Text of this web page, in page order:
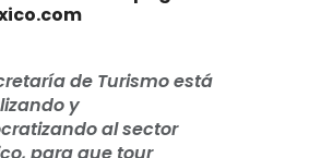
de Turismo está
y
al sector